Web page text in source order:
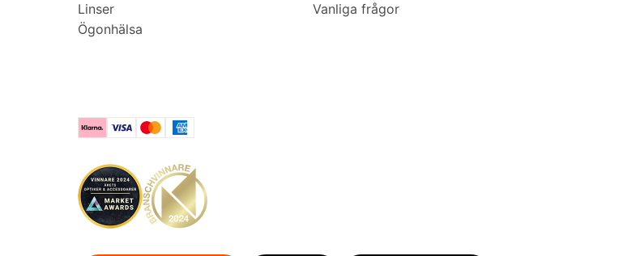
Linser
Ögonhälsa
Vanliga frågor
KlarnaVisa MastercardAmerican Express